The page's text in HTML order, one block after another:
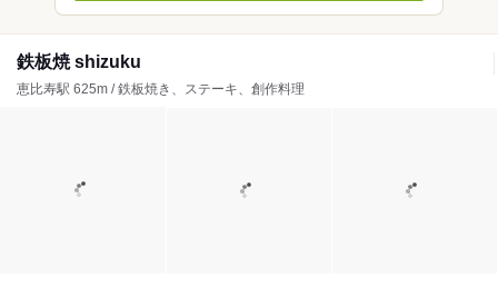
鉄板焼 shizuku
恵比寿駅 625m / 鉄板焼き、ステーキ、創作料理